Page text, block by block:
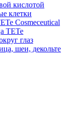
кислотой
клетки
Cosmeceutical
TETe
глаз
шеи, декольте